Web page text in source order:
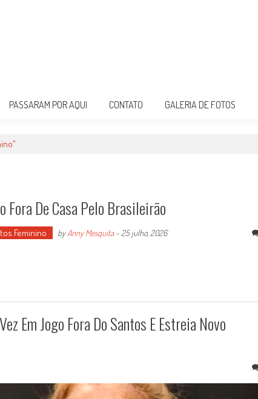
PASSARAM POR AQUI CONTATO GALERIA DE FOTOS
De Casa Pelo Brasileirão
Feminino byAnny Mesquita- 25 julho, 2026
Em Jogo Fora Do Santos E Estreia Novo